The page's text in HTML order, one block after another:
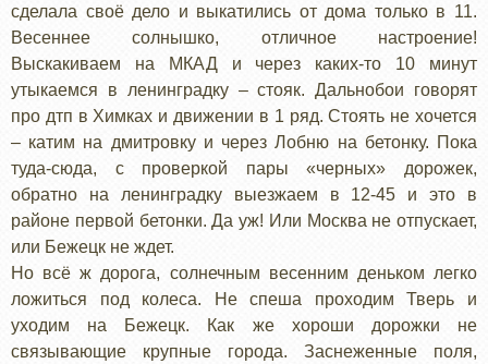
сделала своё дело и выкатились от дома только в 11.
Весеннее солнышко, отличное настроение!
Выскакиваем на МКАД и через каких-то 10 минут
утыкаемся в ленинградку – стояк. Дальнобои говорят
про дтп в Химках и движении в 1 ряд. Стоять не хочется
– катим на дмитровку и через Лобню на бетонку. Пока
туда-сюда, с проверкой пары «черных» дорожек,
обратно на ленинградку выезжаем в 12-45 и это в
районе первой бетонки. Да уж! Или Москва не отпускает,
или Бежецк не ждет.
Но всё ж дорога, солнечным весенним деньком легко
ложиться под колеса. Не спеша проходим Тверь и
уходим на Бежецк. Как же хороши дорожки не
связывающие крупные города. Заснеженные поля,